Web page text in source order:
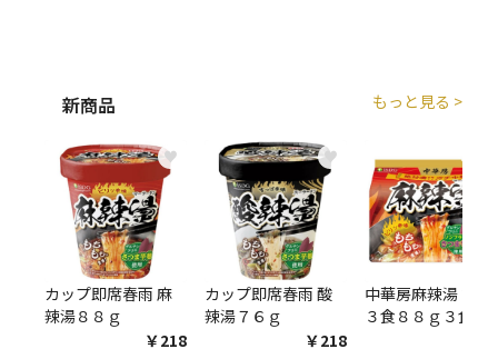
新商品 もっと見る >
♥
カップ即席春雨 麻
辣湯８８ｇ
￥218
♥
カップ即席春雨 酸
辣湯７６ｇ
￥218
中華房麻辣湯 袋麺
３食８８ｇ３食